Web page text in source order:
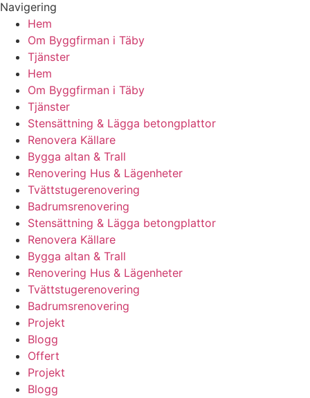
Navigering
Hem
Om Byggfirman i Täby
Tjänster
Hem
Om Byggfirman i Täby
Tjänster
Stensättning & Lägga betongplattor
Renovera Källare
Bygga altan & Trall
Renovering Hus & Lägenheter
Tvättstugerenovering
Badrumsrenovering
Stensättning & Lägga betongplattor
Renovera Källare
Bygga altan & Trall
Renovering Hus & Lägenheter
Tvättstugerenovering
Badrumsrenovering
Projekt
Blogg
Offert
Projekt
Blogg